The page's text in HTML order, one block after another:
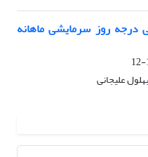
درجه روز سرمایشی ماهانه
علیجانی